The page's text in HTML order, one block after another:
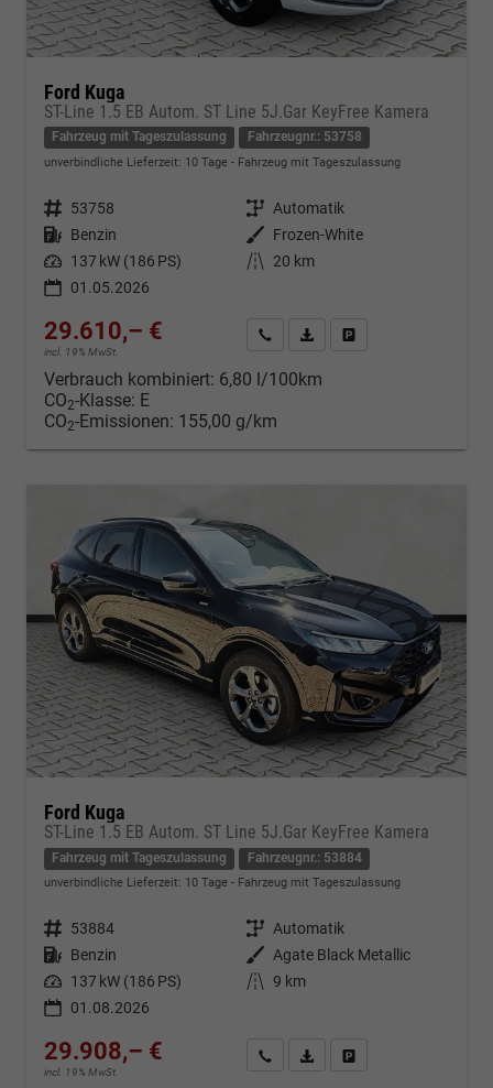
Ford Kuga
ST-Line 1.5 EB Autom. ST Line 5J.Gar KeyFree Kamera
Fahrzeug mit Tageszulassung Fahrzeugnr.: 53758
unverbindliche Lieferzeit: 10 Tage Fahrzeug mit Tageszulassung
Fahrzeugnr. 53758 Getriebe Automatik
Kraftstoff Benzin Außenfarbe
Frozen-White
Leistung 137 kW (186 PS) Kilometerstand
20 km
01.05.2026
29.610,– €
incl. 19% MwSt.
Kontakt & Angebot anfordern
PDF-Datei, Fahrzeugexposé
Verbrauch kombiniert: 6,80 l/100km
CO2-Klasse: E
CO2-Emissionen: 155,00 g/km
Ford Kuga
ST-Line 1.5 EB Autom. ST Line 5J.Gar KeyFree Kamera
Fahrzeug mit Tageszulassung Fahrzeugnr.: 53884
unverbindliche Lieferzeit: 10 Tage Fahrzeug mit Tageszulassung
Fahrzeugnr. 53884 Getriebe Automatik
Kraftstoff Benzin Außenfarbe Agate Black Metallic
Leistung 137 kW (186 PS) Kilometerstand 9 km
01.08.2026
29.908,– €
incl. 19% MwSt.
Kontakt & Angebot anfordern
PDF-Datei, Fahrzeugexposé